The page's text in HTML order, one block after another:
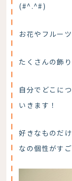
(#^.^#)
お花やフルー
たくさんの飾
自分でどこに
いきます！
好きなものだ
なの個性がすご